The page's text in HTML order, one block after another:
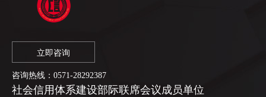
立即咨询
咨询热线： 0571-28292387
社会信用体系建设部际联席会议成员单位